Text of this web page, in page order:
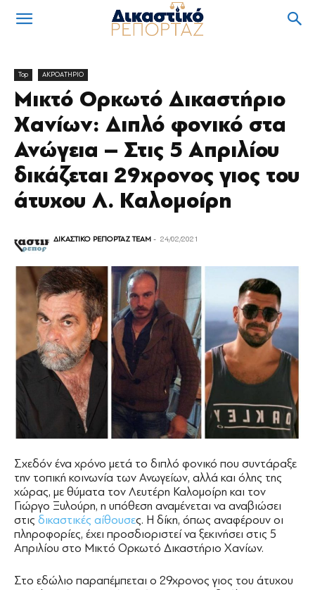
Top ΑΚΡΟΑΤΗΡΙΟ
Μικτό Ορκωτό Δικαστήριο
Χανίων: Διπλό φονικό στα
Ανώγεια – Στις 5 Απριλίου
δικάζεται 29χρονος γιος του
άτυχου Λ. Καλομοίρη
ΔΙΚΑΣΤΙΚΟ ΡΕΠΟΡΤΑΖ TEAM - 24/02/2021
Σχεδόν ένα χρόνο μετά το διπλό φονικό που συντάραξε
την τοπική κοινωνία των Ανωγείων, αλλά και όλης της
χώρας, με θύματα τον Λευτέρη Καλομοίρη και τον
Γιώργο Ξυλούρη, η υπόθεση αναμένεται να αναβιώσει
στις δικαστικές αίθουσες. Η δίκη, όπως αναφέρουν οι
πληροφορίες, έχει προσδιοριστεί να ξεκινήσει στις 5
Απριλίου στο Μικτό Ορκωτό Δικαστήριο Χανίων.
Στο εδώλιο παραπέμπεται ο 29χρονος γιος του άτυχου